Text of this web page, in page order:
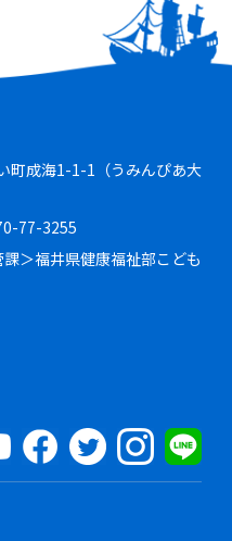
成海1-1-1（うみんぴあ大
77-3255
＞福井県健康福祉部こども